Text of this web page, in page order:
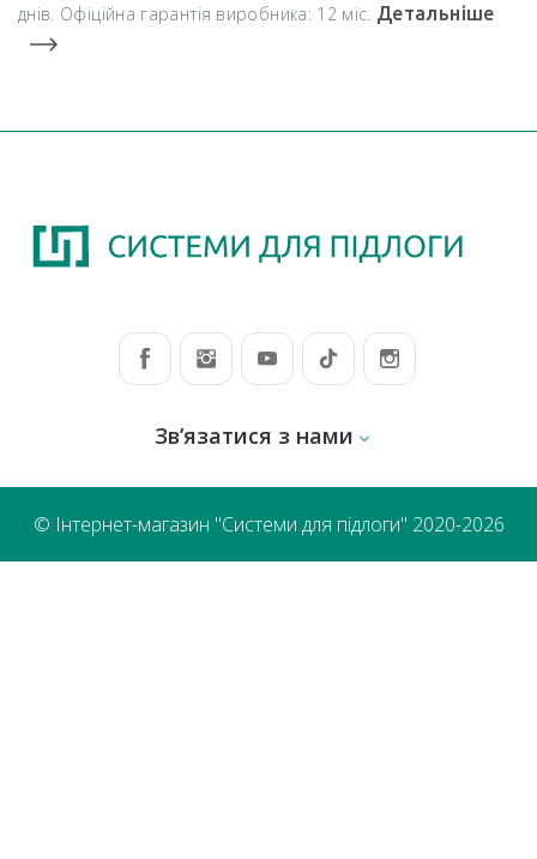
днів. Офіційна гарантія виробника: 12 міс. Детальніше
Зв’язатися з нами
© Інтернет-магазин "Системи для підлоги" 2020-2026